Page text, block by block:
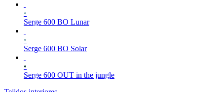
•
Serge 600 BO Lunar
•
Serge 600 BO Solar
•
Serge 600 OUT in the jungle